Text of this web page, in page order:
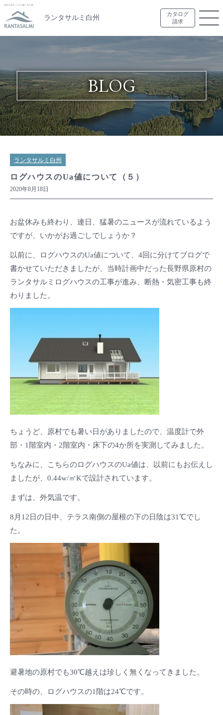
ランタサルミ白州
カタログ
請求
BLOG
ランタサルミ白州
ログハウスのUa値について（５）
2020年8月18日
お盆休みも終わり、連日、猛暑のニュースが流れているよう
ですが、いかがお過ごしでしょうか？
以前に、ログハウスのUa値について、4回に分けてブログで
書かせていただきましたが、当時計画中だった長野県原村の
ランタサルミログハウスの工事が進み、断熱・気密工事も終
わりました。
ちょうど、原村でも暑い日がありましたので、温度計で外
部・1階室内・2階室内・床下の4か所を実測してみました。
ちなみに、こちらのログハウスのUa値は、以前にもお伝えし
ましたが、0.44w/㎡Kで設計されています。
まずは、外気温です。
8月12日の日中、テラス南側の屋根の下の日陰は31℃でし
た。
避暑地の原村でも30℃越えは珍しく無くなってきました。
その時の、ログハウスの1階は24℃です。